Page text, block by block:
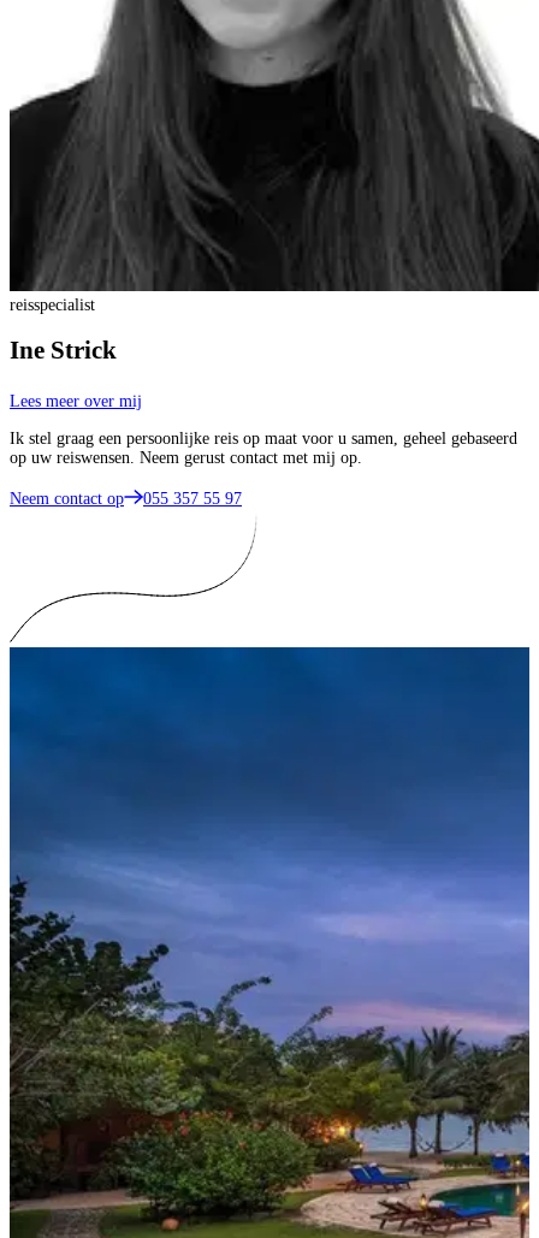
reisspecialist
Ine Strick
Lees meer over mij
Ik stel graag een persoonlijke reis op maat voor u samen, geheel gebaseerd
op uw reiswensen. Neem gerust contact met mij op.
Neem contact op 055 357 55 97